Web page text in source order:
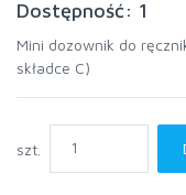
Dostępność: 1
Mini dozownik do
składce C)
szt.